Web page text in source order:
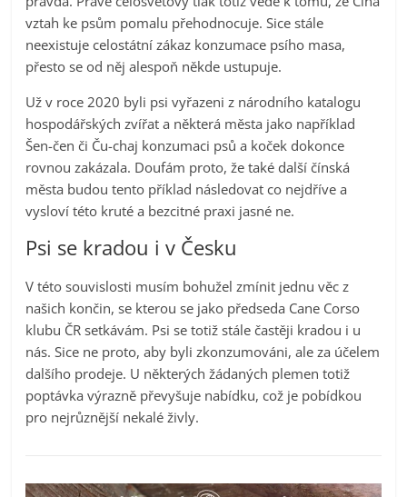
vztah ke psům pomalu přehodnocuje. Sice stále
neexistuje celostátní zákaz konzumace psího masa,
přesto se od něj alespoň někde ustupuje.
Už v roce 2020 byli psi vyřazeni z národního katalogu
hospodářských zvířat a některá města jako například
Šen-čen či Ču-chaj konzumaci psů a koček dokonce
rovnou zakázala. Doufám proto, že také další čínská
města budou tento příklad následovat co nejdříve a
vysloví této kruté a bezcitné praxi jasné ne.
Psi se kradou i v Česku
V této souvislosti musím bohužel zmínit jednu věc z
našich končin, se kterou se jako předseda Cane Corso
klubu ČR setkávám. Psi se totiž stále častěji kradou i u
nás. Sice ne proto, aby byli zkonzumováni, ale za účelem
dalšího prodeje. U některých žádaných plemen totiž
poptávka výrazně převyšuje nabídku, což je pobídkou
pro nejrůznější nekalé živly.